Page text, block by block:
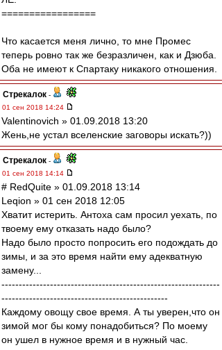
=================
Что касается меня лично, то мне Промес
теперь ровно так же безразличен, как и Дзюба.
Оба не имеют к Спартаку никакого отношения.
Стрекалок -
01 сен 2018 14:24
Valentinovich » 01.09.2018 13:20
Жень,не устал вселенские заговоры искать?))
Стрекалок -
01 сен 2018 14:14
# RedQuite » 01.09.2018 13:14
Leqion » 01 сен 2018 12:05
Хватит истерить. Антоха сам просил уехать, по
твоему ему отказать надо было?
Надо было просто попросить его подождать до
зимы, и за это время найти ему адекватную
замену...
---------------------------------------------------------------
------------------------------------------------
Каждому овощу свое время. А ты уверен,что он
зимой мог бы кому понадобиться? По моему
он ушел в нужное время и в нужный час.